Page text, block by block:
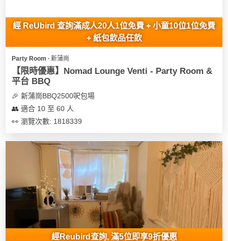
經 ReUbird 查詢滿成人20人1位免費 + 小童10位1位免費
+ 紙包飲品任飲
Party Room ∙ 新蒲崗
【限時優惠】Nomad Lounge Venti - Party Room &
平台 BBQ
🎉 新蒲崗BBQ2500呎包場
👥 適合 10 至 60 人
👀 瀏覽次數: 1818339
經Reubird查詢, 滿5位即享9折優惠